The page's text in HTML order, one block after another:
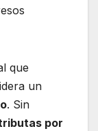
que
un
. Sin
por